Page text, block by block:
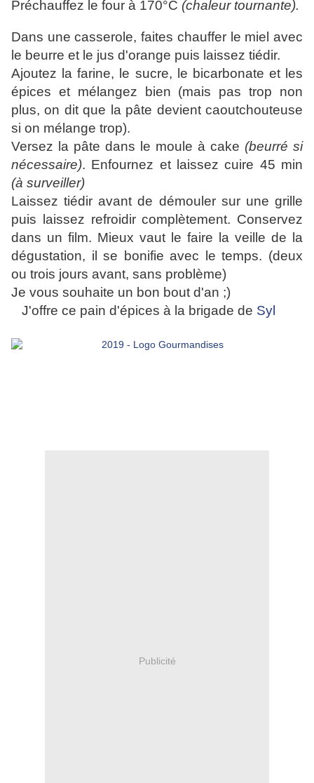
Préchauffez le four à 170°C (chaleur tournante).
Dans une casserole, faites chauffer le miel avec
le beurre et le jus d'orange puis laissez tiédir.
Ajoutez la farine, le sucre, le bicarbonate et les
épices et mélangez bien (mais pas trop non
plus, on dit que la pâte devient caoutchouteuse
si on mélange trop).
Versez la pâte dans le moule à cake (beurré si
nécessaire). Enfournez et laissez cuire 45 min
(à surveiller)
Laissez tiédir avant de démouler sur une grille
puis laissez refroidir complètement. Conservez
dans un film. Mieux vaut le faire la veille de la
dégustation, il se bonifie avec le temps. (deux
ou trois jours avant, sans problème)
Je vous souhaite un bon bout d'an ;)
J'offre ce pain d'épices à la brigade de Syl
Publicité